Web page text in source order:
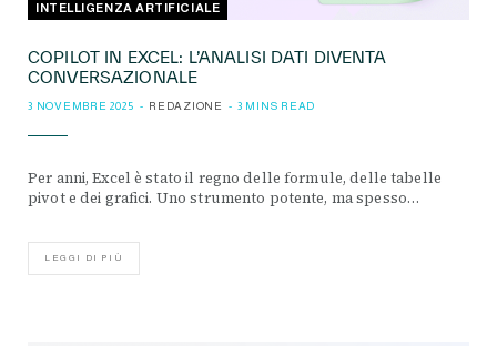
INTELLIGENZA ARTIFICIALE
COPILOT IN EXCEL: L’ANALISI DATI DIVENTA
CONVERSAZIONALE
3 NOVEMBRE 2025 REDAZIONE 3 MINS READ
Per anni, Excel è stato il regno delle formule, delle tabelle
pivot e dei grafici. Uno strumento potente, ma spesso…
LEGGI DI PIÙ